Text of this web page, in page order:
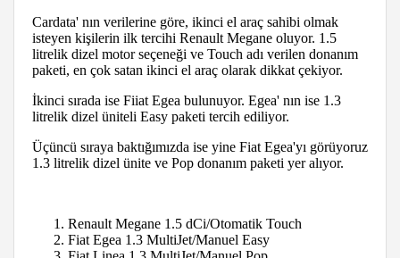
Cardata' nın verilerine göre, ikinci el araç sahibi olmak
isteyen kişilerin ilk tercihi Renault Megane oluyor. 1.5
litrelik dizel motor seçeneği ve Touch adı verilen donanım
paketi, en çok satan ikinci el araç olarak dikkat çekiyor.
İkinci sırada ise Fiiat Egea bulunuyor. Egea' nın ise 1.3
litrelik dizel üniteli Easy paketi tercih ediliyor.
Üçüncü sıraya baktığımızda ise yine Fiat Egea'yı görüyoruz
1.3 litrelik dizel ünite ve Pop donanım paketi yer alıyor.
Renault Megane 1.5 dCi/Otomatik Touch
Fiat Egea 1.3 MultiJet/Manuel Easy